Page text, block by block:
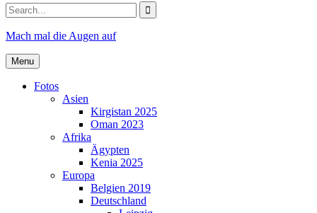
Search
for:
Mach mal die Augen auf
Menu
Fotos
Asien
Kirgistan 2025
Oman 2023
Afrika
Ägypten
Kenia 2025
Europa
Belgien 2019
Deutschland